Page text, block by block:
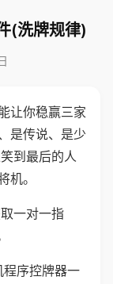
(洗牌规律)
让你稳赢三家
是传说、是少
到最后的人
机。
一对一指
程序控牌器一